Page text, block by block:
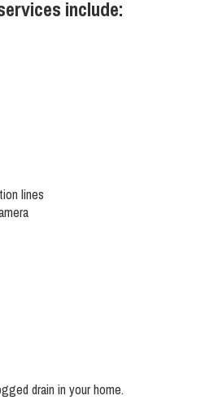
include:
lines
drain in your home.